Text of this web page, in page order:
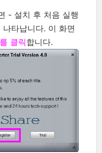
- 설치 후 처음 실행
타납니다. 이 화면
클릭합니다.